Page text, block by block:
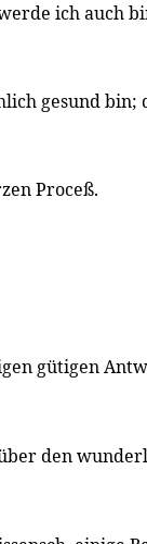
ich auch
gesund
Proceß.
gütigen
den